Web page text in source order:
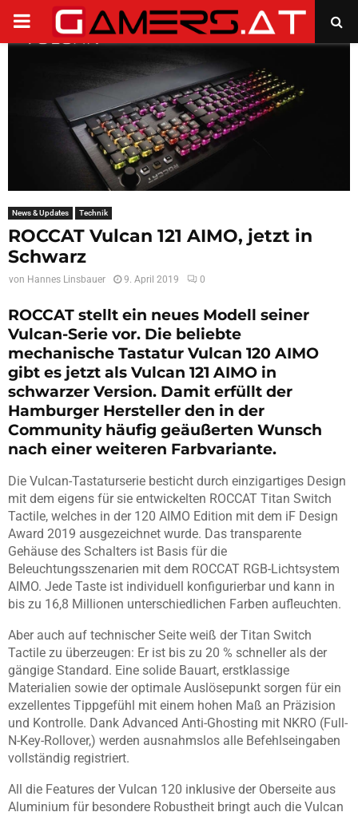
PRIMARY
News & Updates Technik
ROCCAT Vulcan 121 AIMO, jetzt in
Schwarz
von Hannes Linsbauer 9. April 2019 0
ROCCAT stellt ein neues Modell seiner
Vulcan-Serie vor. Die beliebte
mechanische Tastatur Vulcan 120 AIMO
gibt es jetzt als Vulcan 121 AIMO in
schwarzer Version. Damit erfüllt der
Hamburger Hersteller den in der
Community häufig geäußerten Wunsch
nach einer weiteren Farbvariante.
Die Vulcan-Tastaturserie besticht durch einzigartiges Design
mit dem eigens für sie entwickelten ROCCAT Titan Switch
Tactile, welches in der 120 AIMO Edition mit dem iF Design
Award 2019 ausgezeichnet wurde. Das transparente
Gehäuse des Schalters ist Basis für die
Beleuchtungsszenarien mit dem ROCCAT RGB-Lichtsystem
AIMO. Jede Taste ist individuell konfigurierbar und kann in
bis zu 16,8 Millionen unterschiedlichen Farben aufleuchten.
Aber auch auf technischer Seite weiß der Titan Switch
Tactile zu überzeugen: Er ist bis zu 20 % schneller als der
gängige Standard. Eine solide Bauart, erstklassige
Materialien sowie der optimale Auslösepunkt sorgen für ein
exzellentes Tippgefühl mit einem hohen Maß an Präzision
und Kontrolle. Dank Advanced Anti-Ghosting mit NKRO (Full-
N-Key-Rollover,) werden ausnahmslos alle Befehlseingaben
vollständig registriert.
All die Features der Vulcan 120 inklusive der Oberseite aus
Aluminium für besondere Robustheit bringt auch die Vulcan